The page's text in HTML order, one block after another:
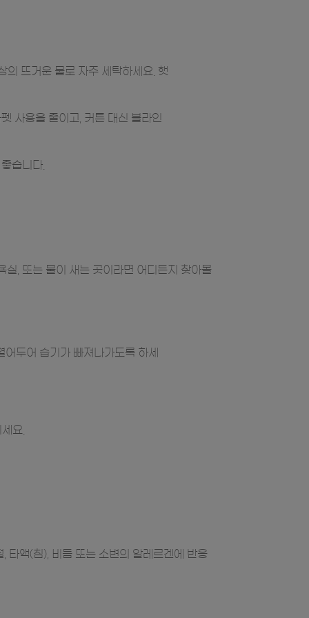
뜨거운 물로 자주 세탁하세요. 햇
사용을 줄이고, 커튼 대신 블라인
습니다.
실, 또는 물이 새는 곳이라면 어디든지 찾아볼
두어 습기가 빠져나가도록 하세
요.
타액(침), 비듬 또는 소변의 알레르겐에 반응